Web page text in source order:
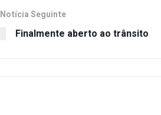
Notícia Seguinte
Finalmente aberto ao trânsito